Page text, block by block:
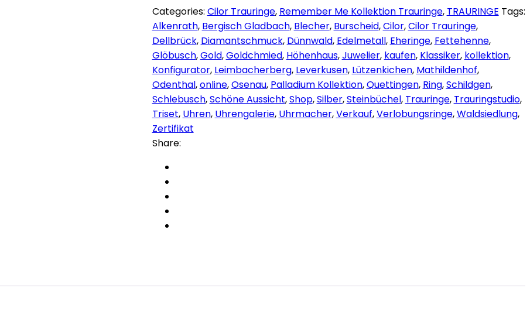
Categories: Cilor Trauringe, Remember Me Kollektion Trauringe, TRAURINGE Tags:
Alkenrath, Bergisch Gladbach, Blecher, Burscheid,Cilor,Cilor Trauringe,
Dellbrück, Diamantschmuck, Dünnwald, Edelmetall, Eheringe, Fettehenne,
Glöbusch,Gold,Goldchmied, Höhenhaus,Juwelier, kaufen, Klassiker, kollektion,
Konfigurator, Leimbacherberg, Leverkusen, Lützenkichen, Mathildenhof,
Odenthal,online,Osenau, Palladium Kollektion,Quettingen, Ring,Schildgen,
Schlebusch,Schöne Aussicht,Shop,Silber,Steinbüchel, Trauringe, Trauringstudio,
Triset, Uhren, Uhrengalerie, Uhrmacher,Verkauf,Verlobungsringe,Waldsiedlung,
Zertifikat
Share: